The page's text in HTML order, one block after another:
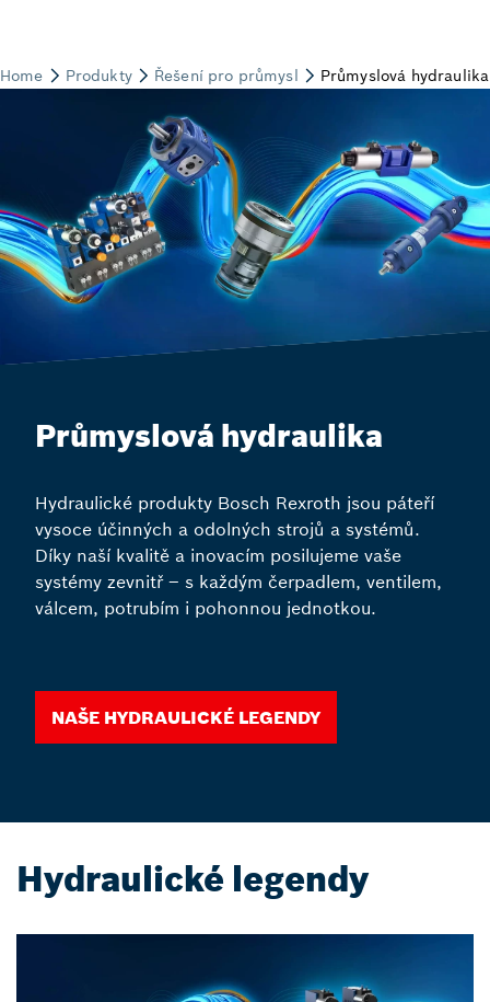
Průmyslová hydraulika
Hydraulické produkty Bosch Rexroth jsou páteří
vysoce účinných a odolných strojů a systémů.
Díky naší kvalitě a inovacím posilujeme vaše
systémy zevnitř – s každým čerpadlem, ventilem,
válcem, potrubím i pohonnou jednotkou.
Naše hydraulické legendy
Hydraulické legendy